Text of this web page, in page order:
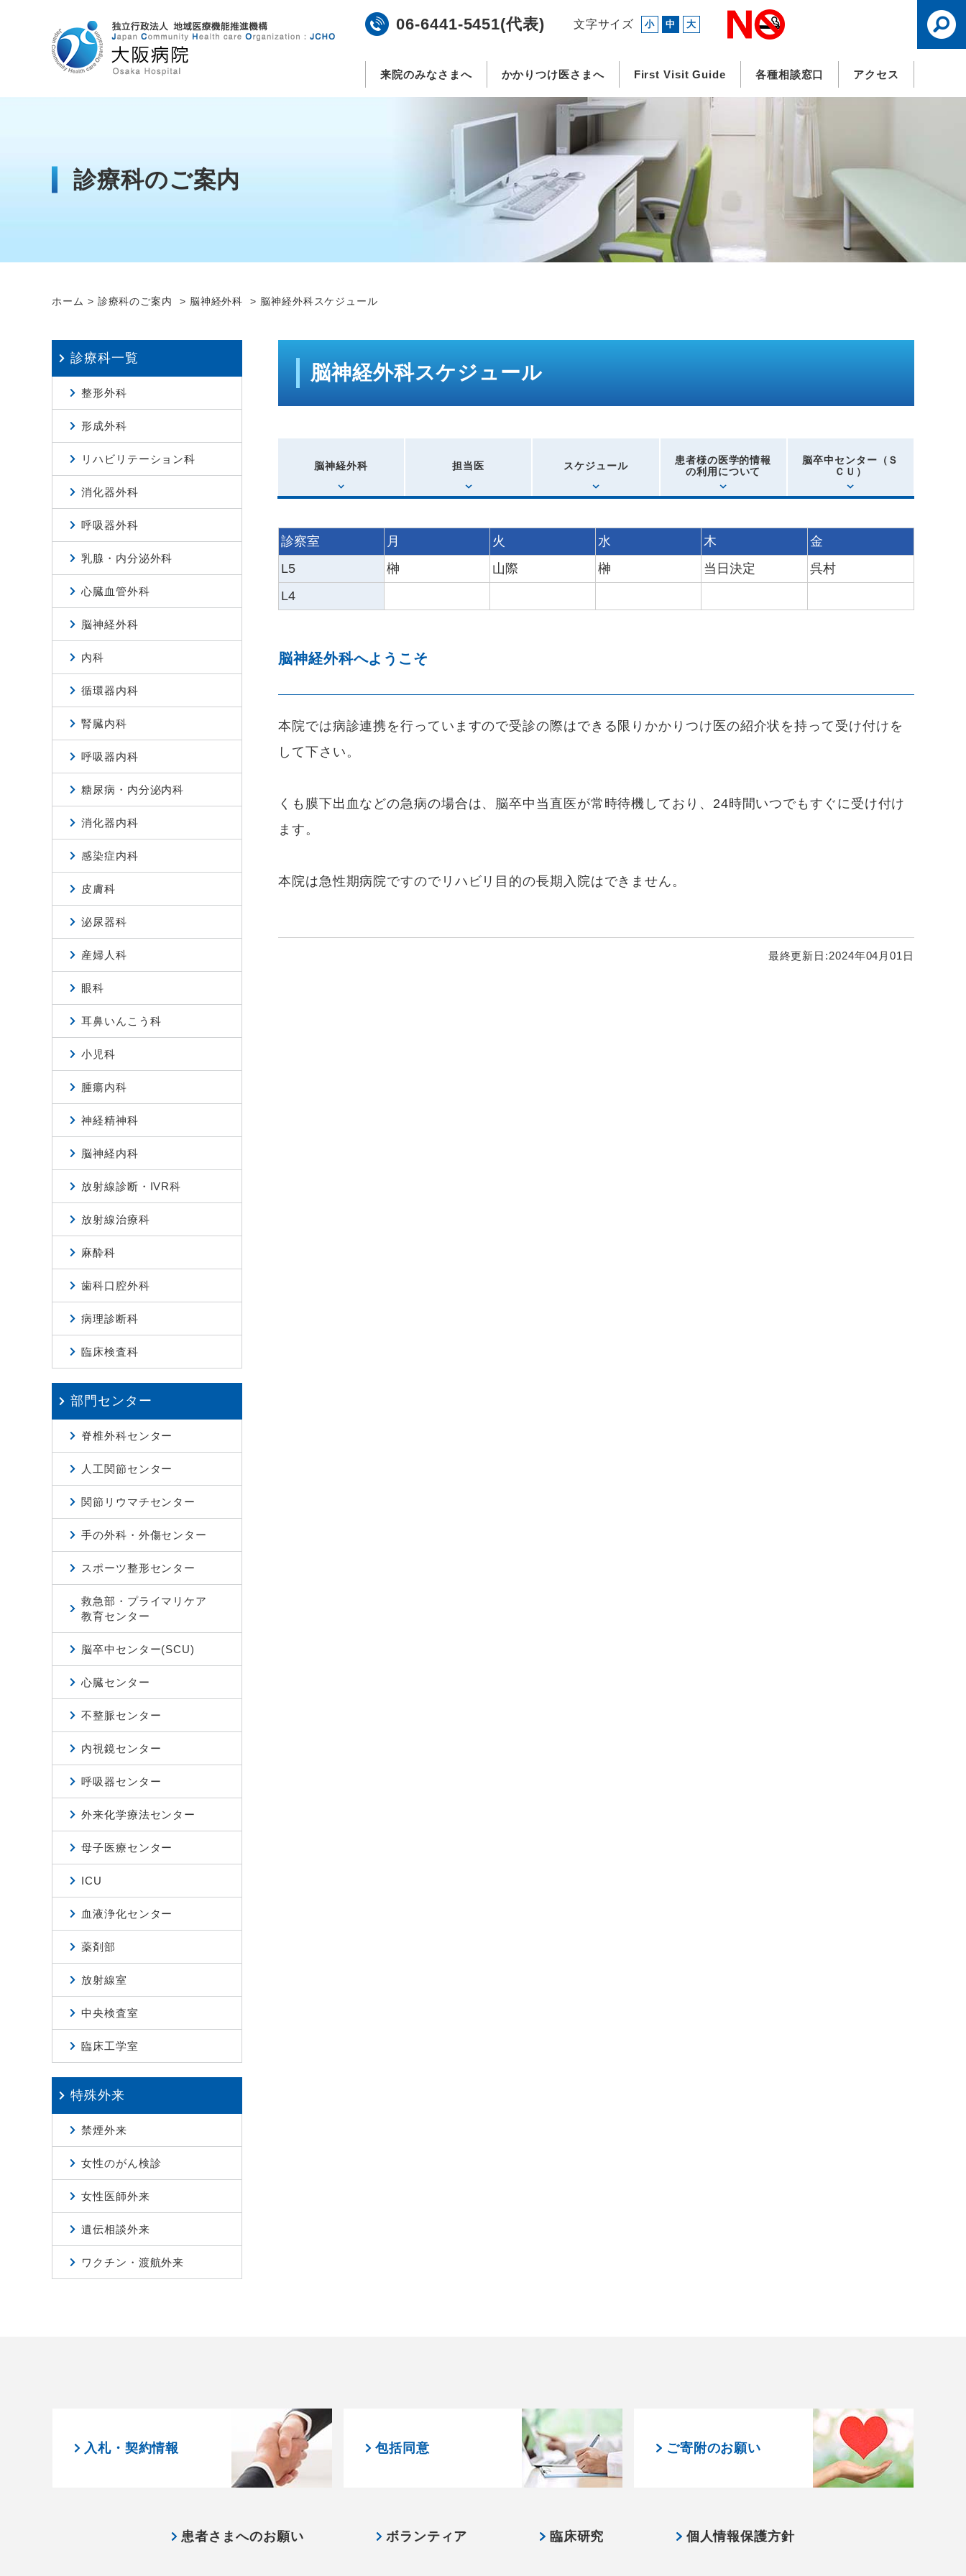
06-6441-5451(代表) 文字サイズ 小 中 大
来院のみなさまへ かかりつけ医さまへ First Visit Guide 各種相談窓口 アクセス
診療科のご案内
ホーム 診療科のご案内 脳神経外科 脳神経外科スケジュール
脳神経外科スケジュール
脳神経外科 担当医 スケジュール
患者様の医学的情報
の利用について
脳卒中センター（Ｓ
ＣＵ）
診察室 月 火 水 木
金
L5
榊 山際 榊 当日決定
呉村
L4
脳神経外科へようこそ
本院では病診連携を行っていますので受診の際はできる限りかかりつけ医の紹介状を持って受け付けを
して下さい。
くも膜下出血などの急病の場合は、脳卒中当直医が常時待機しており、24時間いつでもすぐに受け付け
ます。
本院は急性期病院ですのでリハビリ目的の長期入院はできません。
最終更新日:2024年04月01日
診療科一覧
整形外科
形成外科
リハビリテーション科
消化器外科
呼吸器外科
乳腺・内分泌外科
心臓血管外科
脳神経外科
内科
循環器内科
腎臓内科
呼吸器内科
糖尿病・内分泌内科
消化器内科
感染症内科
皮膚科
泌尿器科
産婦人科
眼科
耳鼻いんこう科
小児科
腫瘍内科
神経精神科
脳神経内科
放射線診断・IVR科
放射線治療科
麻酔科
歯科口腔外科
病理診断科
臨床検査科
部門センター
脊椎外科センター
人工関節センター
関節リウマチセンター
手の外科・外傷センター
スポーツ整形センター
救急部・プライマリケア
教育センター
脳卒中センター(SCU)
心臓センター
不整脈センター
内視鏡センター
呼吸器センター
外来化学療法センター
母子医療センター
ICU
血液浄化センター
薬剤部
放射線室
中央検査室
臨床工学室
特殊外来
禁煙外来
女性のがん検診
女性医師外来
遺伝相談外来
ワクチン・渡航外来
入札・契約情報 包括同意 ご寄附のお願い
患者さまへのお願い ボランティア 臨床研究 個人情報保護方針